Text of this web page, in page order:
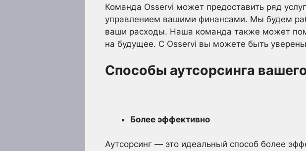
Команда Osservi может предоставить ряд
управлением вашими финансами. Мы будем
ваши расходы. Наша команда также может
на будущее. С Osservi вы можете быть
Способы аутсорсинга
Более эффективно
Аутсорсинг — это идеальный способ более